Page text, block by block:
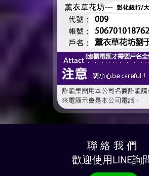
聯 絡 我 們
歡迎使用LINE詢